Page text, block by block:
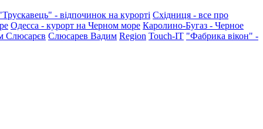
- відпочинок на курорті Східниця - все про
Одесса - курорт на Черном море Каролино-Бугаз - Черное
Слюсарєв Слюсарев Вадим Region Touch-IT "Фабрика вікон" -